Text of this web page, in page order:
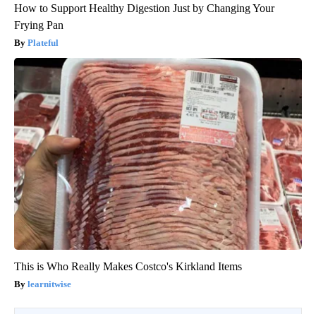
How to Support Healthy Digestion Just by Changing Your
Frying Pan
Plateful
This is Who Really Makes Costco's Kirkland Items
learnitwise